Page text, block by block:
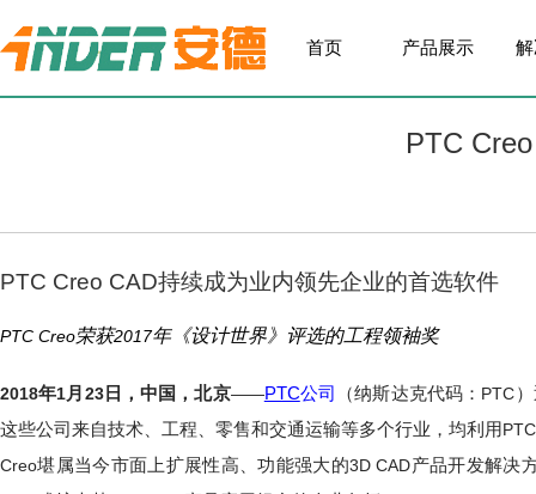
首页 产品展示
PTC
PTC Creo CAD持续成为业内领先企业的首选软件
PTC Creo荣获2017年《设计世界》评选的工程领袖奖
2018年1月 23日，中国，北京——PTC公司 （纳斯达克代码： PTC
这些公司来自技术、工程、零售和交通运输等多个行业，均利用PTC
Creo堪属当今市面上扩展性高、功能强大的3D CAD产品开发解决